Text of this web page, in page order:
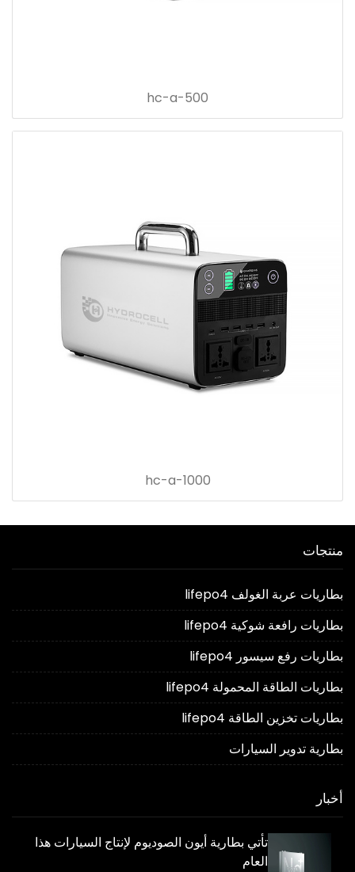
hc-a-500
hc-a-1000
منتجات
بطاريات عربة الغولف lifepo4
بطاريات رافعة شوكية lifepo4
بطاريات رفع سيسور lifepo4
بطاريات الطاقة المحمولة lifepo4
بطاريات تخزين الطاقة lifepo4
بطارية تدوير السيارات
أخبار
تأتي بطارية أيون الصوديوم لإنتاج السيارات هذا
العام